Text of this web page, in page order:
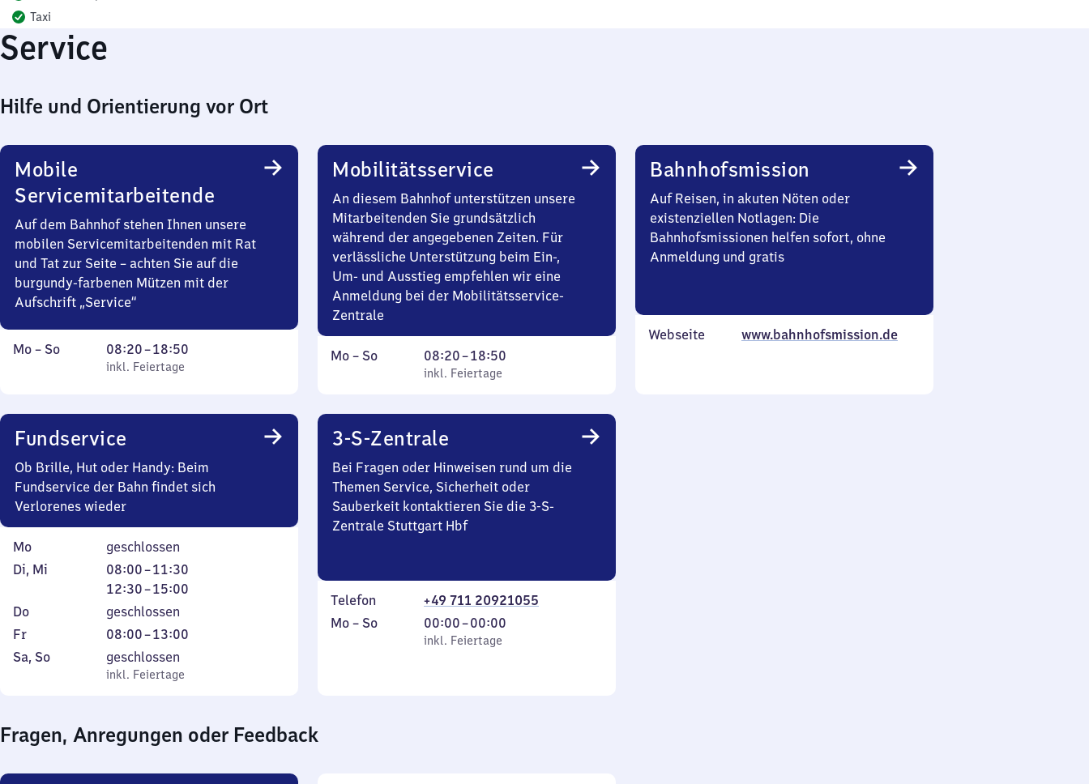
Taxi
Service
Hilfe und Orientierung vor Ort
Mobile
Servicemitarbeitende
Auf dem Bahnhof stehen Ihnen unsere
mobilen Servicemitarbeitenden mit Rat
und Tat zur Seite – achten Sie auf die
burgundy-farbenen Mützen mit der
Aufschrift „Service“
Montag
Mo – So,
inkl. Feiertage
08:20–18:50
Von
8
18
Uhr
50
inkl. Feiertage
Mobilitätsservice
An diesem Bahnhof unterstützen unsere
Mitarbeitenden Sie grundsätzlich
während der angegebenen Zeiten. Für
verlässliche Unterstützung beim Ein-,
Um- und Ausstieg empfehlen wir eine
Anmeldung bei der Mobilitätsservice-
Zentrale
Montag
Mo – So,
inkl. Feiertage
08:20–18:50
Von
8
20
bis
Uhr
50
inkl. Feiertage
Bahnhofsmission
Auf Reisen, in akuten Nöten oder
existenziellen Notlagen: Die
Bahnhofsmissionen helfen sofort, ohne
Anmeldung und gratis
Webseite www.bahnhofsmission.de
Fundservice
Ob Brille, Hut oder Handy: Beim
Fundservice der Bahn findet sich
Verlorenes wieder
Montag
Mo
geschlossen
Dienstag
Mittwoch
Di, Mi 08:00–11:30
Von
8
Uhr
bis
Uhr
12:30–15:00
Von
12
Uhr
30
15
Donnerstag
Do
geschlossen
Freitag
Fr 08:00–13:00
Von
8
Uhr
Uhr
Samstag
Sa, So,
inkl. Feiertage
geschlossen
inkl. Feiertage
3-S-Zentrale
Bei Fragen oder Hinweisen rund um die
Themen Service, Sicherheit oder
Sauberkeit kontaktieren Sie die 3-S-
Zentrale Stuttgart Hbf
Telefon
+49 711 20921055
Montag
Mo – So,
inkl. Feiertage
00:00–00:00
Von
0
inkl. Feiertage
Fragen, Anregungen oder Feedback